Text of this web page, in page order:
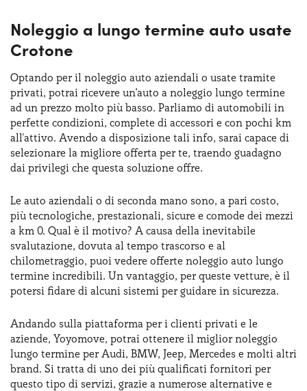
Noleggio a lungo termine auto usate
Crotone
Optando per il noleggio auto aziendali o usate tramite
privati, potrai ricevere un’auto a noleggio lungo termine
ad un prezzo molto più basso. Parliamo di automobili in
perfette condizioni, complete di accessori e con pochi km
all'attivo. Avendo a disposizione tali info, sarai capace di
selezionare la migliore offerta per te, traendo guadagno
dai privilegi che questa soluzione offre.
Le auto aziendali o di seconda mano sono, a pari costo,
più tecnologiche, prestazionali, sicure e comode dei mezzi
a km 0. Qual è il motivo? A causa della inevitabile
svalutazione, dovuta al tempo trascorso e al
chilometraggio, puoi vedere offerte noleggio auto lungo
termine incredibili. Un vantaggio, per queste vetture, è il
potersi fidare di alcuni sistemi per guidare in sicurezza.
Andando sulla piattaforma per i clienti privati e le
aziende, Yoyomove, potrai ottenere il miglior noleggio
lungo termine per Audi, BMW, Jeep, Mercedes e molti altri
brand. Si tratta di uno dei più qualificati fornitori per
questo tipo di servizi, grazie a numerose alternative e